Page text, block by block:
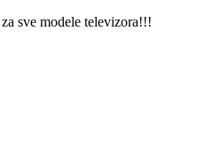
sve modele televizora!!!